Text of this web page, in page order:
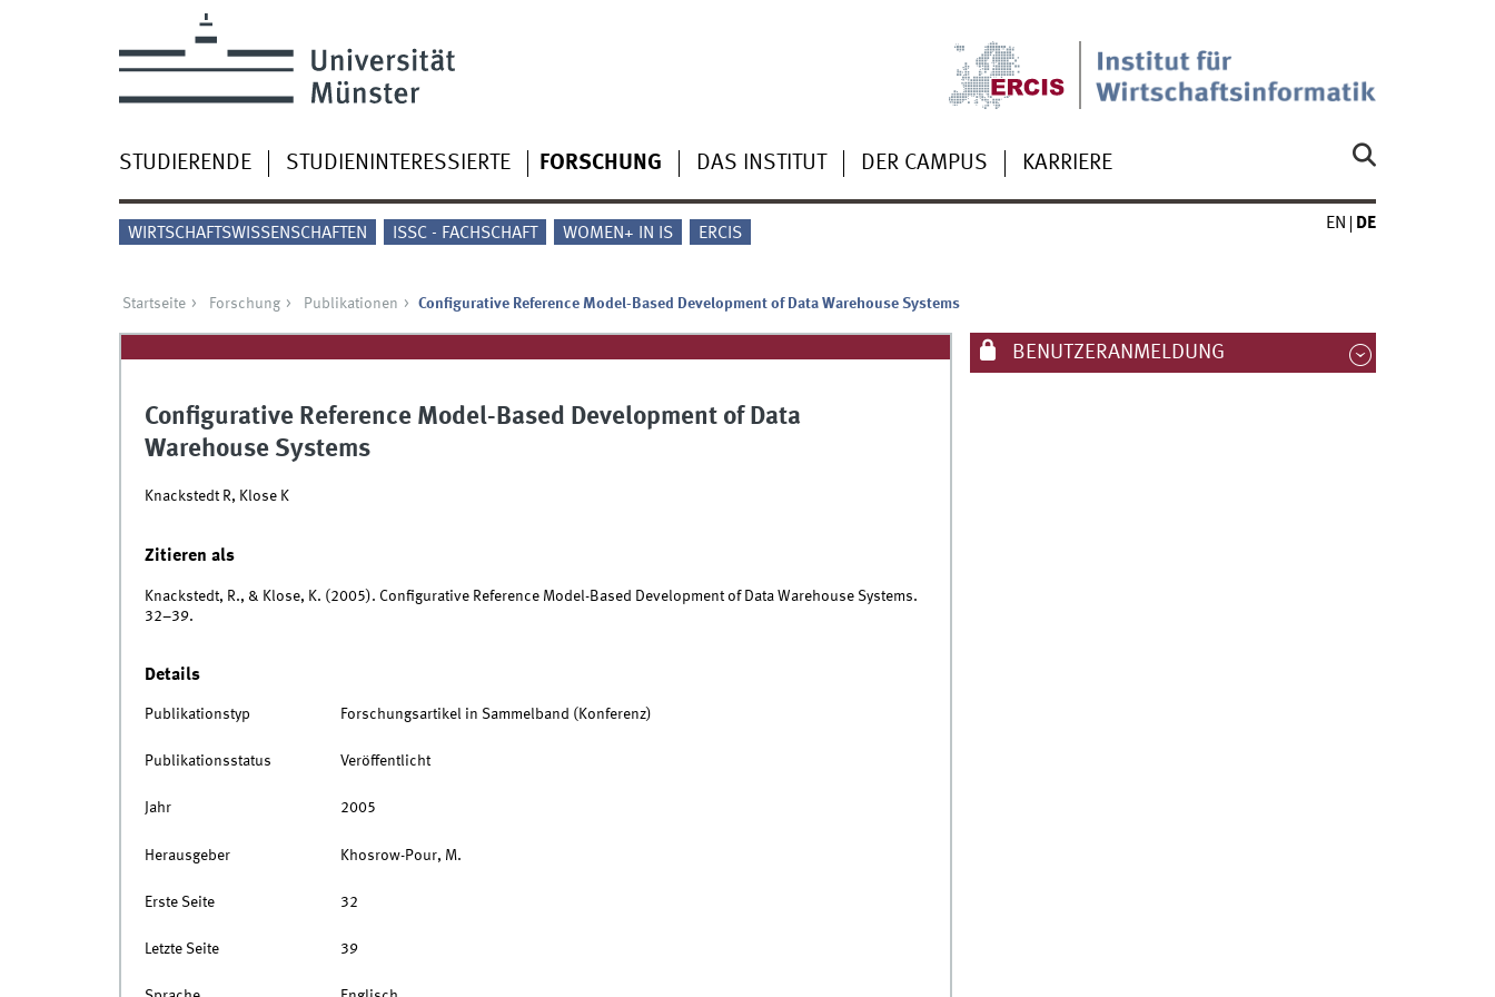
STUDIERENDE STUDIENINTERESSIERTE FORSCHUNG DAS INSTITUT DER CAMPUS KARRIERE
WIRTSCHAFTSWISSENSCHAFTEN ISSC - FACHSCHAFT WOMEN+ IN IS ERCIS
EN DE
Startseite Forschung Publikationen Configurative Reference Model-Based Development of Data Warehouse Systems
Configurative Reference Model-Based Development of Data
Warehouse Systems
Knackstedt R, Klose K
Zitieren als
Knackstedt, R., & Klose, K. (2005). Configurative Reference Model-Based Development of Data Warehouse Systems.
32–39.
Details
Publikationstyp Forschungsartikel in Sammelband (Konferenz)
Publikationsstatus Veröffentlicht
Jahr 2005
Herausgeber Khosrow-Pour, M.
Erste Seite 32
Letzte Seite 39
BENUTZERANMELDUNG